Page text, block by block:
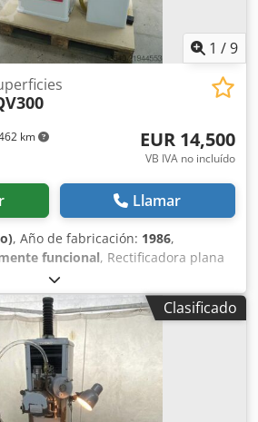
1 /9
km EUR 14,500
VB IVA no incluído
Llamar
, Año de fabricación: 1986,
funcional, Rectificadora plana
FSHQV300 con visualizador digital
>> Año de fabricación:
de rectificado: 300 mm >> Ancho
160 mm >> Altura de trabajo con
240/290 mm >> Placa magnética
mm >> Avance rápido en dirección
magnética >> Potencia total
S Ailofx Apcorf >> Dimensiones:
Clasificado